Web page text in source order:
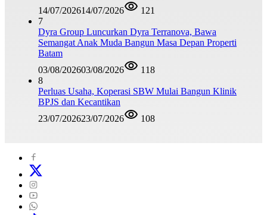
14/07/202614/07/2026
121
7
Dyra Group Luncurkan Dyra Terranova, Bawa
Semangat Anak Muda Bangun Masa Depan Properti
Batam
03/08/202603/08/2026
118
8
Perluas Usaha, Koperasi SBW Mulai Bangun Klinik
BPJS dan Kecantikan
23/07/202623/07/2026 108